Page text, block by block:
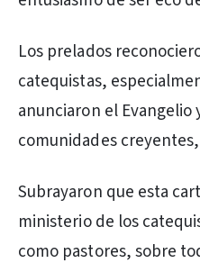
Los prelados
catequistas,
anunciaron el Evangelio
comunidades
Subrayaron que esta
ministerio de los
como pastores, sobre